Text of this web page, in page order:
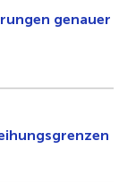
genauer